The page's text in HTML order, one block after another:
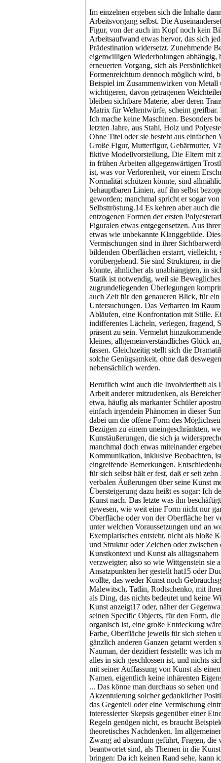
Im einzelnen ergeben sich die Inhalte
Arbeitsvorgang selbst. Die
Figur, von der auch im Kopf noch kein
Arbeitsaufwand etwas hervor, das sich
Prädestination widersetzt. Zunehmende
eigenwilligen Wiederholungen abhängig,
erneuerten Vorgang, sich als
Formenreichtum dennoch möglich wird,
Beispiel im Zusammenwirken von Metall
wichtigeren, davon getragenen
bleiben sichtbare Materie, aber deren
Matrix für Weltentwürfe, scheint greifbar.
Ich mache keine Maschinen. Besonders
letzten Jahre, aus Stahl, Holz und
Ohne Titel oder sie besteht aus
Große Figur, Mutterfigur, Gebärmutter,
fiktive Modellvorstellung, Die Eltern mit
in frühen Arbeiten allgegenwärtigen
ist, was vor Verlorenheit, vor einem
Normalität schützen könnte, sind
behauptbaren Linien, auf ihn selbst
geworden; manchmal spricht er sogar
Selbsttröstung.14 Es kehren aber auch
entzogenen Formen der ersten
Figuralen etwas entgegensetzen. Aus
etwas wie unbekannte Klanggebilde.
Vermischungen sind in ihrer
bildenden Oberflächen erstarrt, vielleicht,
vorübergehend. Sie sind Strukturen, in
könnte, ähnlicher als unabhängigen, in
Statik ist notwendig, weil sie
zugrundeliegenden Überlegungen
auch Zeit für den genaueren Blick, für
Untersuchungen. Das Verharren im
Abläufen, eine Konfrontation mit Stille.
indifferentes Lächeln, verlegen, fragend,
präsent zu sein. Vermehrt
kleines, allgemeinverständliches Glück
fassen. Gleichzeitig stellt sich die
solche Genügsamkeit, ohne daß
nebensächlich werden.
Beruflich wird auch die Involviertheit als
Arbeit anderer mitzudenken, als
etwa, häufig als markanter Schüler
einfach irgendein Phänomen in dieser
dabei um die offene Form des
Bezügen zu einem uneingeschränkten,
Kunstäußerungen, die sich ja
manchmal doch etwas miteinander
Kommunikation, inklusive Beobachten,
eingreifende Bemerkungen.
für sich selbst hält er fest, daß er seit
verbalen Äußerungen über seine Kunst
Übersteigerung dazu heißt es sogar: Ich
Kunst nach. Das letzte was ihn
gewesen, wie weit eine Form nicht nur
Oberfläche oder von der Oberfläche her
unter welchen Voraussetzungen und an
Exemplarisches entsteht, nicht als bloße
und Struktur oder Zeichen oder
Kunstkontext und Kunst als
verzweigter; also so wie Wittgenstein sie
Ansatzpunkten her gestellt hat15 oder
wollte, das weder Kunst noch
Malewitsch, Tatlin, Rodtschenko, mit
als Ding, das nichts bedeutet und keine
Kunst anzeigt17 oder, näher der
seinen Specific Objects, für den Form,
organisch ist, eine große Entdeckung
Farbe, Oberfläche jeweils für sich stehen
gänzlich anderen Ganzen getarnt werden
Nauman, der dezidiert feststellt: was ich
alles in sich geschlossen ist, und nichts
mit seiner Auffassung von Kunst als
Namen, eigentlich keine inhärenten
... Das könne man durchaus so sehen
Akzentuierung solcher gedanklicher
das Gegenteil oder eine Vermischung
interessierter Skepsis gegenüber einer
Regeln genügen nicht, es braucht
theoretisches Nachdenken. Im
Zwang ad absurdum geführt, Fragen, die
beantwortet sind, als Themen in die
bringen: Da ich keinen Rand sehe, kann